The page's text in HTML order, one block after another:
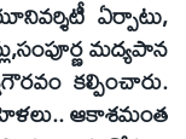
ఏర్పాటు,
మద్యపాన
కల్పించారు.
ఆకాశమంత